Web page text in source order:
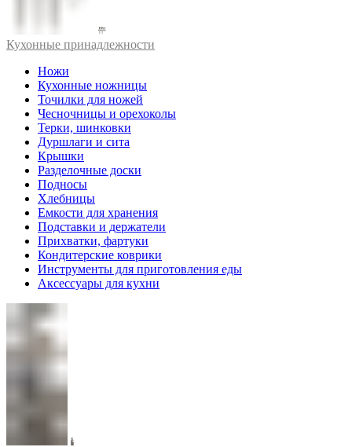
Кухонные принадлежности
Ножи
Кухонные ножницы
Точилки для ножей
Чесночницы и орехоколы
Терки, шинковки
Дуршлаги и сита
Крышки
Разделочные доски
Подносы
Хлебницы
Емкости для хранения
Подставки и держатели
Прихватки, фартуки
Кондитерские коврики
Инструменты для приготовления еды
Аксессуары для кухни